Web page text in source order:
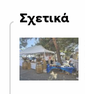
Σχετικά